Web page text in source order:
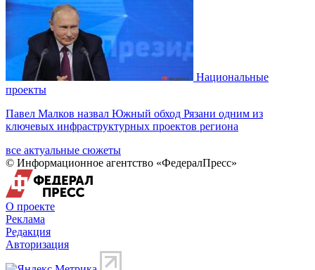
Национальные
проекты
Павел Малков назвал Южный обход Рязани одним из
ключевых инфраструктурных проектов региона
все актуальные сюжеты
© Информационное агентство «ФедералПресс»
О проекте
Реклама
Редакция
Авторизация